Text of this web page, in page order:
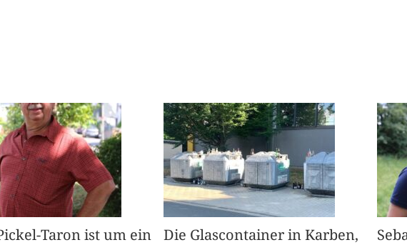
Taron ist um ein
Die Glascontainer in Karben,